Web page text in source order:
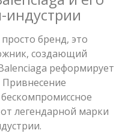
бренд, это
создающий
реформирует
Привнесение
легендарной марки